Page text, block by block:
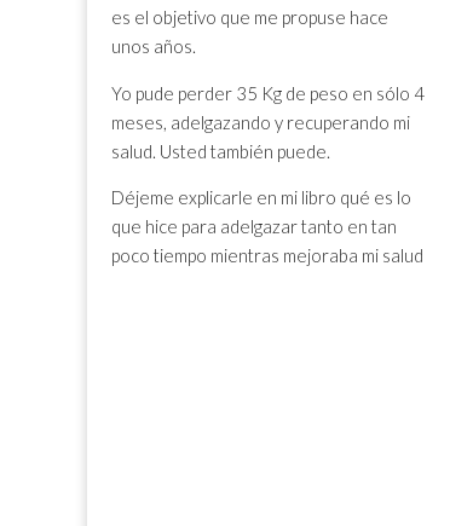
es el objetivo que me propuse hace
unos años.
Yo pude perder 35 Kg de peso en sólo 4
meses, adelgazando y recuperando mi
salud. Usted también puede.
Déjeme explicarle en mi libro qué es lo
que hice para adelgazar tanto en tan
poco tiempo mientras mejoraba mi salud